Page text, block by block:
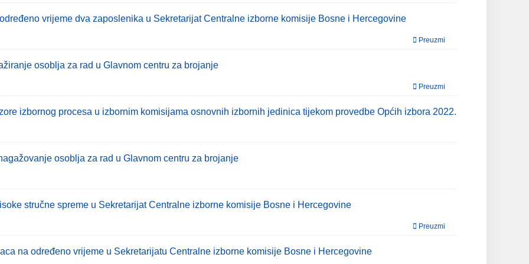
vrijeme dva zaposlenika u Sekretarijat Centralne izborne komisije Bosne i Hercegovine
Preuzmi
osoblja za rad u Glavnom centru za brojanje
Preuzmi
izbornog procesa u izbornim komisijama osnovnih izbornih jedinica tijekom provedbe Općih izbora 2022.
osoblja za rad u Glavnom centru za brojanje
stručne spreme u Sekretarijat Centralne izborne komisije Bosne i Hercegovine
Preuzmi
na određeno vrijeme u Sekretarijatu Centralne izborne komisije Bosne i Hercegovine